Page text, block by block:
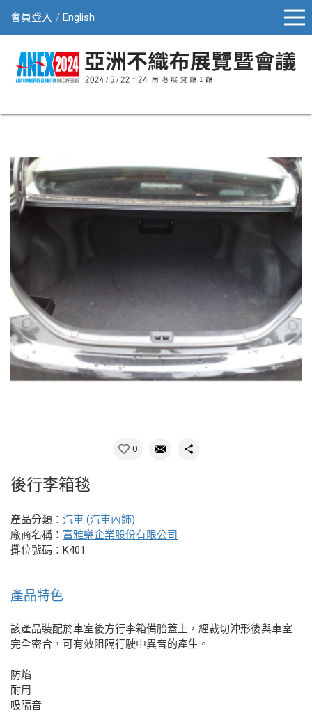
會員登入 English
0
後行李箱毯
產品分類： 汽車 (汽車內飾)
廠商名稱： 富雅樂企業股份有限公司
攤位號碼：K401
產品特色
該產品裝配於車室後方行李箱備胎蓋上，經裁切沖形後與車室
完全密合，可有效阻隔行駛中異音的產生。
防焰
耐用
吸隔音